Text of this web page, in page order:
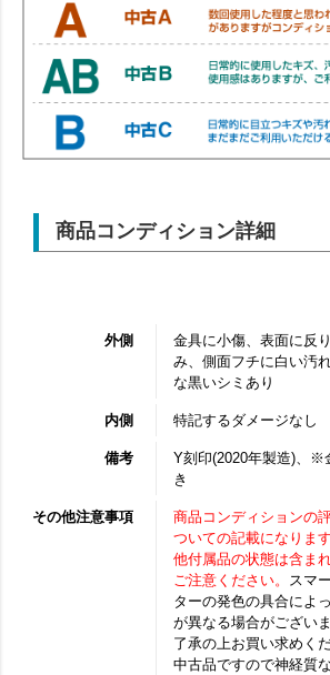
商品コンディション詳細
外側
金具に小傷、表面に反
み、側面フチに白い汚
な黒いシミあり
内側 特記するダメージなし
備考
Y刻印(2020年製造)、※
き
その他注意事項
商品コンディションの
ついての記載になりま
他付属品の状態は含ま
ご注意ください。 スマ
ターの発色の具合によ
が異なる場合がござい
了承の上お買い求めく
中古品ですので神経質